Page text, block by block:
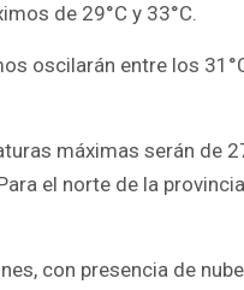
de 29°C y 33°C.
oscilarán entre los
máximas serán de
el norte de la
con presencia de